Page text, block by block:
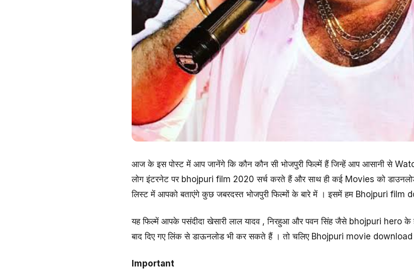
आज के इस पोस्ट में आप जानेंगे कि कौन कौन सी भोजपुरी फिल्में हैं जिन्हें आप आसानी से
लोग इंटरनेट पर bhojpuri film 2020 सर्च करते हैं और साथ ही कई Movies को
लिस्ट में आपको बताएंगे कुछ जबरदस्त भोजपुरी फिल्मों के बारे में । इसमें हम Bhojpuri
यह फिल्में आपके पसंदीदा खेसारी लाल यादव , निरहुआ और पवन सिंह जैसे bhojpuri hero
बाद दिए गए लिंक से डाऊनलोड भी कर सकते हैं । तो चलिए Bhojpuri movie
Important